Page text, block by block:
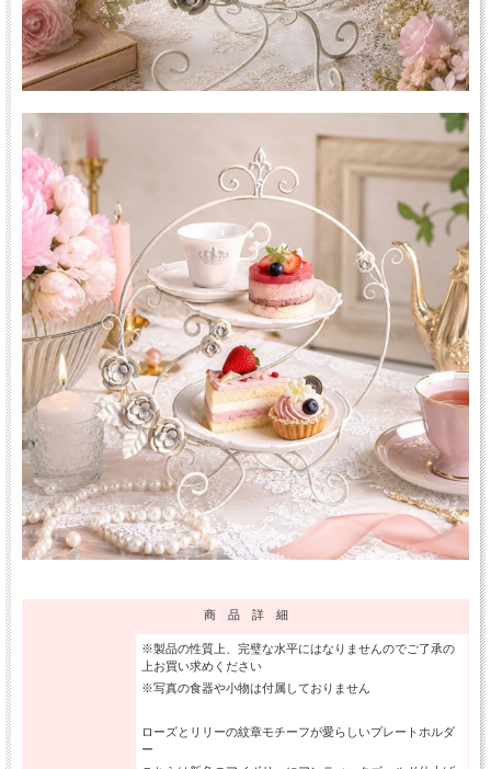
商 品 詳 細
※製品の性質上、完璧な水平にはなりませんのでご了承の
上お買い求めください
※写真の食器や小物は付属しておりません
ローズとリリーの紋章モチーフが愛らしいプレートホルダ
ー